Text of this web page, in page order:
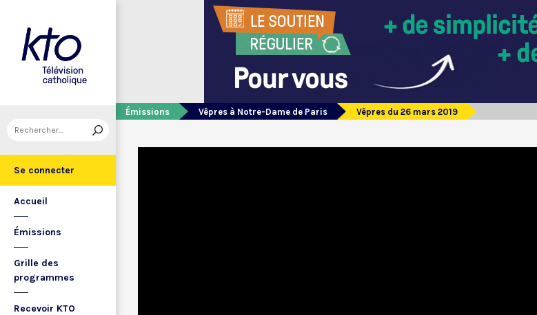
Se connecter
Accueil
Émissions
Grille des
programmes
Recevoir KTO
Émissions Vêpres à Notre-Dame de Paris Vêpres du 26 mars 2019